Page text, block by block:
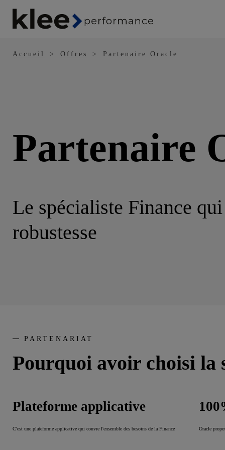
contenu
principal
Accueil Offres Partenaire Oracle
Partenaire
Le spécialiste Finance
robustesse
Pourquoi avoir choisi la
PARTENARIAT
Plateforme applicative
C'est une plateforme applicative qui couvre l'ensemble des besoins de la Finance Oracle